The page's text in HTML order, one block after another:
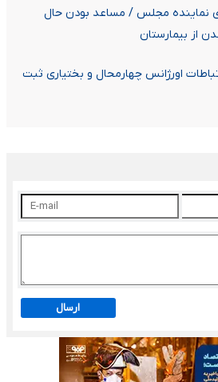
نماینده مجلس / مساعد بودن حال
از بیمارستان
اورژانس چهارمحال و بختیاری ثبت
ارسال